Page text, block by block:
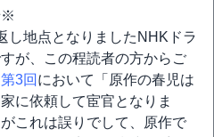
※
し地点となりましたNHKドラ
が、この程読者の方からご
3回 において「原作の春児は
に依頼して宦官となりま
これは誤りでして、原作で